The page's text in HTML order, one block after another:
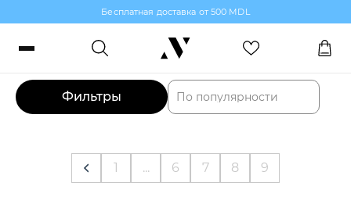
Бесплатная доставка от 500 MDL
Заказы, бонусы и избранное
Найдено товаров: 272
Фильтры По популярности
1 ... 6 7 8 9